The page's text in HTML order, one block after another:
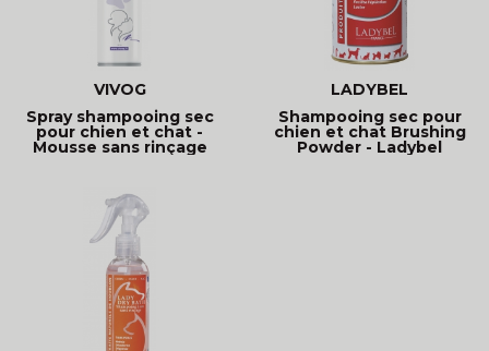
VIVOG
Spray shampooing sec
pour chien et chat -
Mousse sans rinçage
LADYBEL
Shampooing sec pour
chien et chat Brushing
Powder - Ladybel